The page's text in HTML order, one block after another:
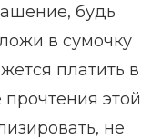
будь
в сумочку
платить в
этой
не